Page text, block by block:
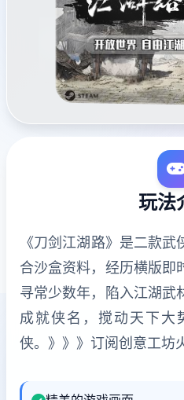
玩法
《刀剑江湖路》是二款
合沙盒资料，经历横版即
寻常少数年，陷入江湖武
成就侠名，搅动天下大
侠。》》》订阅创意工坊